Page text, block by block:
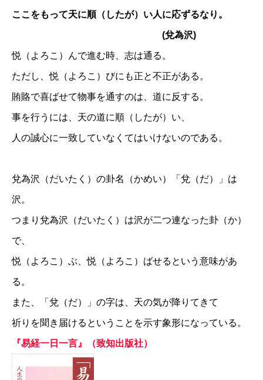
ここをもって天に順（したが）い人に応ずるなり。
(兌為沢)
悦（よろこ）んで進む時、志は通る。
ただし、悦（よろこ）びにも正と不正がある。
賄賂で喜ばせて物事を通すのは、道に反する。
事を行うには、天の道に順（したが）い、
人の誠心に一致していなくてはいけないのである。
兌為沢（だいたく）の卦名（かめい）「兌（だ）」は
沢。
つまり兌為沢（だいたく）は沢が二つ連なった卦（か）
で、
悦（よろこ）ぶ、悦（よろこ）ばせるという意味があ
る。
また、「兌（だ）」の字は、天の気が降りてきて
祈りを聞き届けるということを示す象形になっている。
『易経一日一言』（致知出版社）